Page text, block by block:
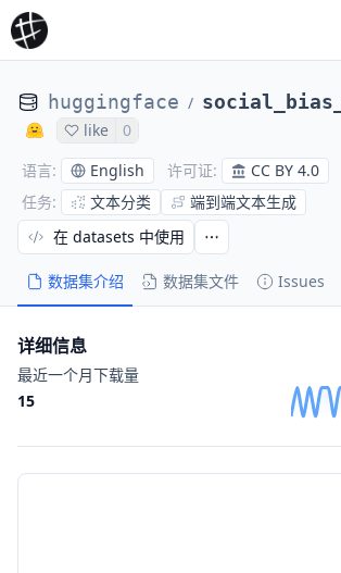
huggingface /
like
0
语言: English 许可证:
CC BY 4.0
任务: 文本分类 端到端文本生成
数据集介绍 数据集文件 Issues
在 datasets 中使用
详细信息
最近一个月下载量
15